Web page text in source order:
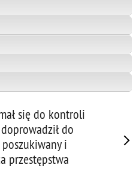
się do kontroli
do
i
przestępstwa